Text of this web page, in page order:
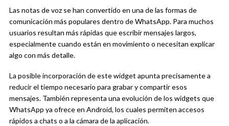
Las notas de voz se han convertido en una de las formas de
comunicación más populares dentro de WhatsApp. Para muchos
usuarios resultan más rápidas que escribir mensajes largos,
especialmente cuando están en movimiento o necesitan explicar
algo con más detalle.
La posible incorporación de este widget apunta precisamente a
reducir el tiempo necesario para grabar y compartir esos
mensajes. También representa una evolución de los widgets que
WhatsApp ya ofrece en Android, los cuales permiten accesos
rápidos a chats o a la cámara de la aplicación.